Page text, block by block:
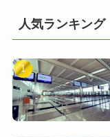
人気ランキング